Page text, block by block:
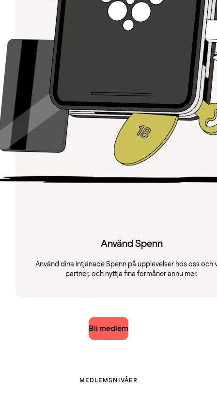
Använd Spenn
Använd dina intjänade Spenn på upplevelser hos oss och
partner, och nyttja fina förmåner ännu mer.
Bli medlem
MEDLEMSNIVÅER